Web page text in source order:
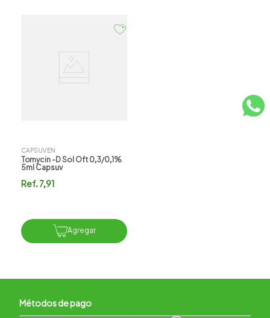
CAPSUVEN
Tomycin -d Sol Oft 0,3/0,1%
5ml Capsuv
Ref.7,91
Agregar
Métodos de pago